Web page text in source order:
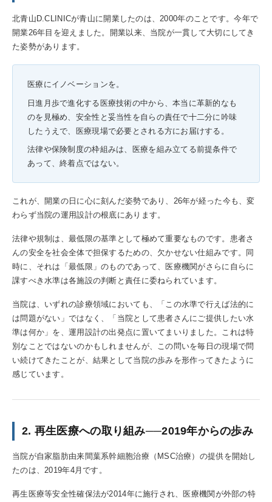
北青山D.CLINICが青山に開業したのは、2000年のことです。今年で
開業26年目を迎えました。開業以来、当院が一貫して大切にしてき
た姿勢があります。
医療にイノベーションを。
日進月歩で進化する医療技術の中から、本当に革新的なも
のを見極め、安全性と妥当性を自らの責任で十二分に吟味
したうえで、医療現場で必要とされる方にお届けする。
法律や保険制度の枠組みは、医療を組み立てる前提条件で
あって、終着点ではない。
これが、開業の日に心に刻んだ姿勢であり、26年が経った今も、変
わらず当院の運用設計の根底にあります。
法律や規制は、最低限の基準として極めて重要なものです。患者さ
んの安全を社会全体で担保するための、欠かせない仕組みです。同
時に、それは「最低限」のものであって、医療機関がさらに自らに
課すべき水準は各施設の判断と責任に委ねられています。
当院は、いずれの診療領域においても、「この水準で行えば法的に
は問題がない」ではなく、「当院として患者さんにご提供したい水
準は何か」を、運用設計の出発点に置いてまいりました。これは特
別なことではないのかもしれませんが、この問いを毎日の現場で問
い続けてきたことが、結果として当院の歩みを形作ってきたように
感じています。
2. 再生医療への取り組み──2019年からの歩み
当院が自家脂肪由来間葉系幹細胞治療（MSC治療）の提供を開始し
たのは、2019年4月です。
再生医療等安全性確保法が2014年に施行され、医療機関が外部の特